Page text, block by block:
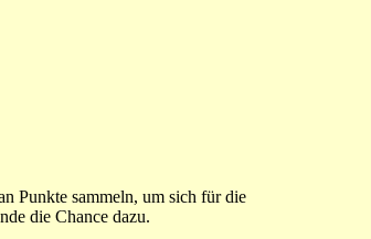
Punkte sammeln, um sich für die
die Chance dazu.